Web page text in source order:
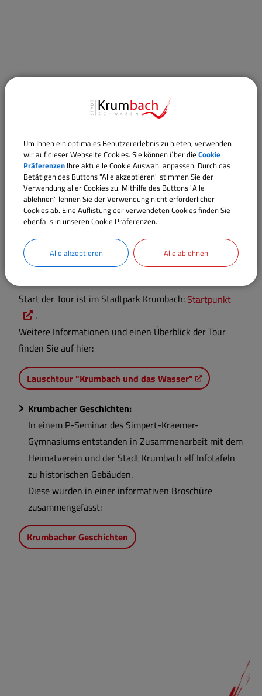
Bayerisch-Schwaben-Lauschtour-App. Nach dem
Download können Sie die Tour offline nutzen. Bei
aktiviertem GPS starten die Audiobeiträge automatisch
an den jeweiligen Stationen.
Geschichten auch bei Umgebungsgeräuschen gut zu
hören.
Start der Tour ist im Stadtpark Krumbach: Startpunkt
.
Weitere Informationen und einen Überblick der Tour
finden Sie auf hier:
Lauschtour "Krumbach und das Wasser"
Krumbacher Geschichten:
In einem P-Seminar des Simpert-Kraemer-
Gymnasiums entstanden in Zusammenarbeit mit dem
Heimatverein und der Stadt Krumbach elf Infotafeln
zu historischen Gebäuden.
Diese wurden in einer informativen Broschüre
zusammengefasst:
Krumbacher Geschichten
Um Ihnen ein optimales Benutzererlebnis zu bieten, verwenden
wir auf dieser Webseite Cookies. Sie können über die Cookie
Präferenzen Ihre aktuelle Cookie Auswahl anpassen. Durch das
Betätigen des Buttons "Alle akzeptieren" stimmen Sie der
Verwendung aller Cookies zu. Mithilfe des Buttons "Alle
ablehnen" lehnen Sie der Verwendung nicht erforderlicher
Cookies ab. Eine Auflistung der verwendeten Cookies finden Sie
ebenfalls in unseren Cookie Präferenzen.
Alle akzeptieren Alle ablehnen